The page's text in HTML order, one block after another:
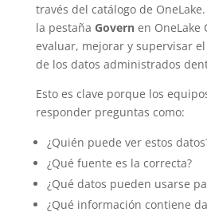
través del catálogo de
la pestaña Governen OneLake
evaluar, mejorar y supervisar
de los datos administrados
Esto es clave porque los
responder preguntas como:
¿Quién puede ver estos
¿Qué fuente es la correcta?
¿Qué datos pueden usarse
¿Qué información contiene